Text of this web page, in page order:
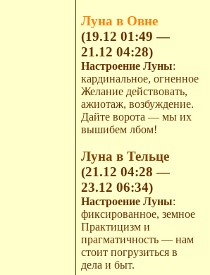
Луна в Овне
(19.12 01:49 —
21.12 04:28)
Настроение Луны:
кардинальное, огненное
Желание действовать,
ажиотаж, возбуждение.
Дайте ворота — мы их
вышибем лбом!
Луна в Тельце
(21.12 04:28 —
23.12 06:34)
Настроение Луны:
фиксированное, земное
Практицизм и
прагматичность — нам
стоит погрузиться в
дела и быт.